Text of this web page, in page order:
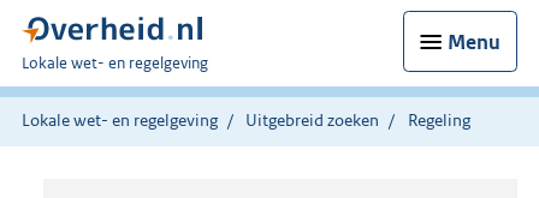
Menu
U
bent
hier:
Lokale wet- en regelgeving
Lokale wet- en regelgeving Uitgebreid zoeken Regeling